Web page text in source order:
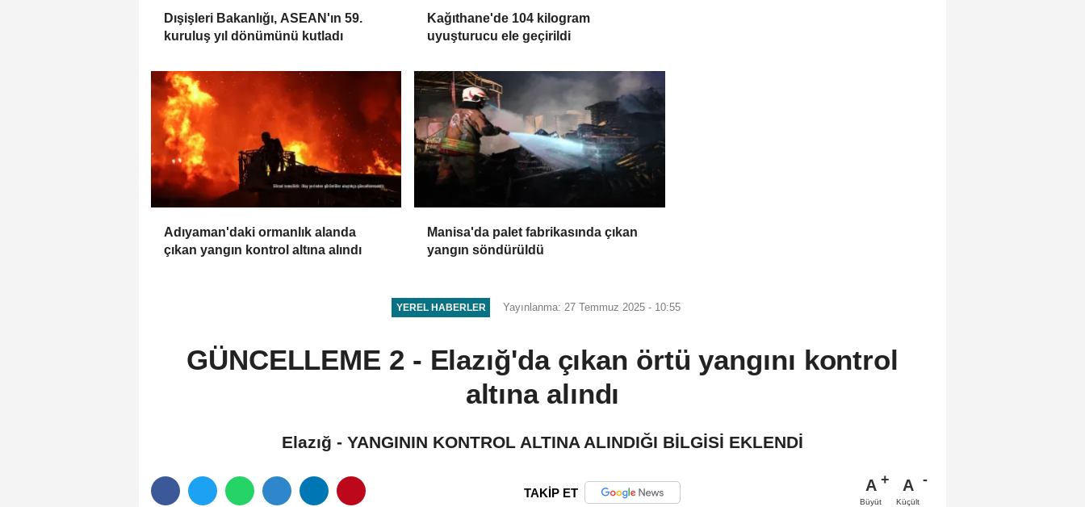
Dışişleri Bakanlığı, ASEAN'ın 59.
kuruluş yıl dönümünü kutladı
Kağıthane'de 104 kilogram
uyuşturucu ele geçirildi
Adıyaman'daki ormanlık alanda
çıkan yangın kontrol altına alındı
Manisa'da palet fabrikasında çıkan
yangın söndürüldü
YEREL HABERLER Yayınlanma: 27 Temmuz 2025 - 10:55
GÜNCELLEME 2 - Elazığ'da çıkan örtü yangını kontrol
altına alındı
Elazığ - YANGININ KONTROL ALTINA ALINDIĞI BİLGİSİ EKLENDİ
TAKİP ET A
Büyüt
A
Küçült